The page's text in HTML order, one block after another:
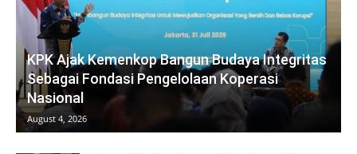
KPK Ajak Kemenkop Bangun Budaya Integritas
Sebagai Fondasi Pengelolaan Koperasi
Nasional
August 4, 2026